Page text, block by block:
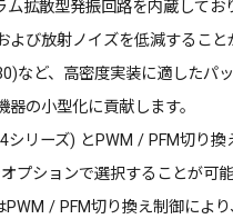
ム拡散型発振回路を内蔵してお
よび放射ノイズを低減すること
など、高密度実装に適したパ
器の小型化に貢献します。
シリーズ) とPWM / PFM切り換
プションで選択することが可能
PWM / PFM切り換え制御によ